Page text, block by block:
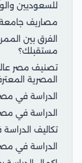
للسعوديين
مصاريف جامعة
الفرق بين
مستقبلك؟
المصرية
الدراسة في
الدراسة في
تكاليف
الدراسة في